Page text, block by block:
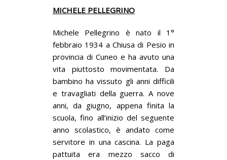
MICHELE PELLEGRINO
Michele Pellegrino è nato il 1°
febbraio 1934 a Chiusa di Pesio in
provincia di Cuneo e ha avuto una
vita piuttosto movimentata. Da
bambino ha vissuto gli anni difficili
e travagliati della guerra. A nove
anni, da giugno, appena finita la
scuola, fino all’inizio del seguente
anno scolastico, è andato come
servitore in una cascina. La paga
pattuita era mezzo sacco di